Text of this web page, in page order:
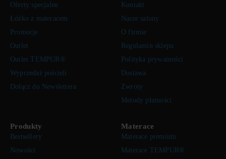
Oferty specjalne
Łóżko z materacem
Promocje
Outlet
Outlet TEMPUR®
Wyprzedaż pościeli
Dołącz do Newslettera
Kontakt
Nasze salony
O firmie
Regulamin sklepu
Polityka prywatności
Dostawa
Zwroty
Metody płatności
Produkty
Bestsellery
Nowości
Materace
Materace premium
Materace TEMPUR®